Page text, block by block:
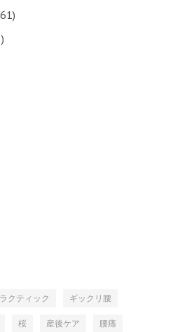
クティック ギックリ腰
桜 産後ケア 腰痛